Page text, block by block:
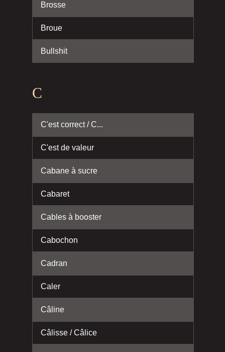
Brosse
Broue
Bullshit
C
C'est correct / C...
C'est de valeur
Cabane à sucre
Cabaret
Cables à booster
Cabochon
Cadran
Caler
Câline
Câlisse / Câlice